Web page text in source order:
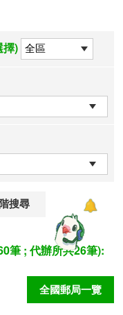
擇)
搜尋
筆 ; 代辦所共26筆):
全國郵局一覽